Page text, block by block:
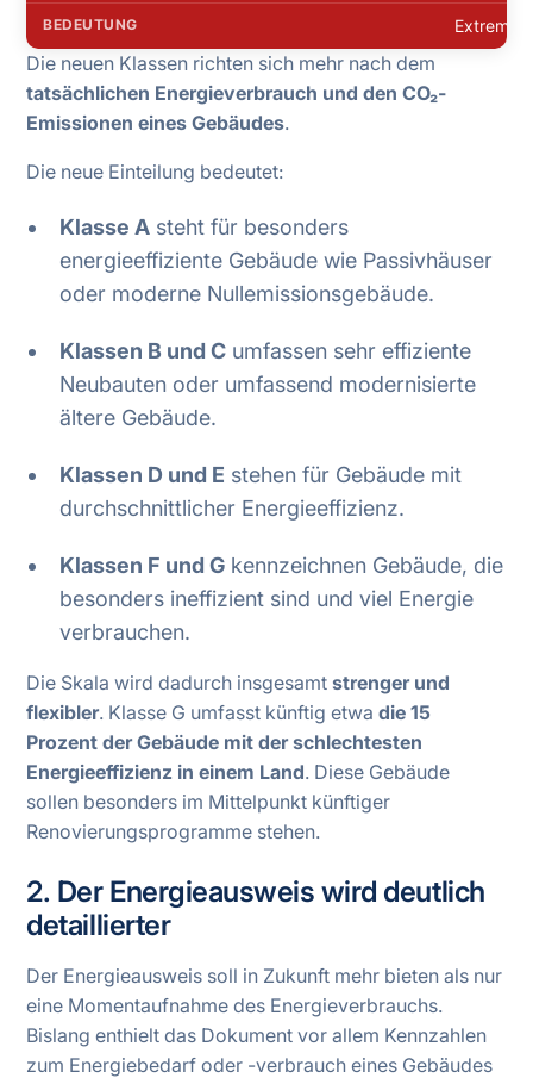
Extrem
Die neuen Klassen richten sich mehr nach dem
tatsächlichen Energieverbrauch und den CO₂-
Emissionen eines Gebäudes.
Die neue Einteilung bedeutet:
Klasse A steht für besonders
energieeffiziente Gebäude wie Passivhäuser
oder moderne Nullemissionsgebäude.
Klassen B und C umfassen sehr effiziente
Neubauten oder umfassend modernisierte
ältere Gebäude.
Klassen D und E stehen für Gebäude mit
durchschnittlicher Energieeffizienz.
Klassen F und G kennzeichnen Gebäude, die
besonders ineffizient sind und viel Energie
verbrauchen.
Die Skala wird dadurch insgesamtstrenger und
flexibler. Klasse G umfasst künftig etwadie 15
Prozent der Gebäude mit der schlechtesten
Energieeffizienz in einem Land. Diese Gebäude
sollen besonders im Mittelpunkt künftiger
Renovierungsprogramme stehen.
2. Der Energieausweis wird deutlich
detaillierter
Der Energieausweis soll in Zukunft mehr bieten als nur
eine Momentaufnahme des Energieverbrauchs.
Bislang enthielt das Dokument vor allem Kennzahlen
zum Energiebedarf oder -verbrauch eines Gebäudes